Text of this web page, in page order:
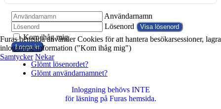
Användarnamn
Lösenord
Visa lösenord
Kom ihåg mig
Logga in
Glömt lösenordet?
Glömt användarnamnet?
Inloggning behövs INTE
för läsning på Furas hemsida.
Furas hemsida använder Cookies för att hantera besökarsessioner, lagra
inloggningsinformation ("Kom ihåg mig")
Samtycker Nekar